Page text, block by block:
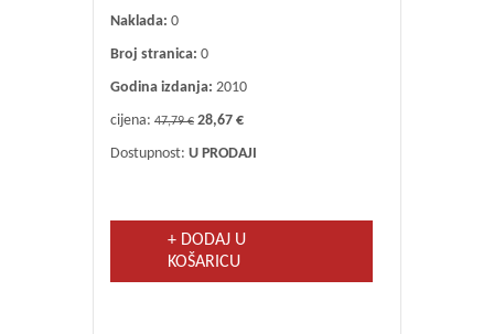
Naklada: 0
Broj stranica: 0
Godina izdanja: 2010
cijena: 47,79 € 28,67 €
Dostupnost: U PRODAJI
+ DODAJ U
KOŠARICU